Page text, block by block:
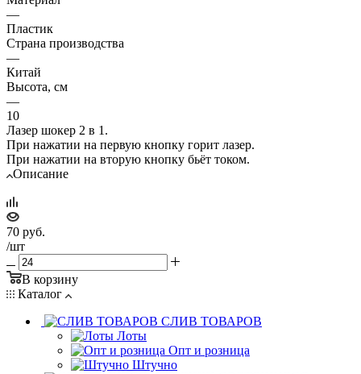
—
Пластик
Страна производства
—
Китай
Высота, см
—
10
Лазер шокер 2 в 1.
При нажатии на первую кнопку горит лазер.
При нажатии на вторую кнопку бьёт током.
Описание
70 руб.
/шт
В корзину
Каталог
CЛИВ ТОВАРОВ
Лоты
Опт и розница
Штучно